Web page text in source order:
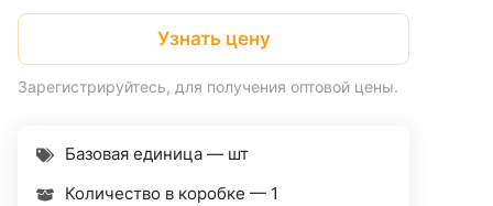
Узнать цену
Зарегистрируйтесь, для получения оптовой цены.
Базовая единица — шт
Количество в коробке — 1